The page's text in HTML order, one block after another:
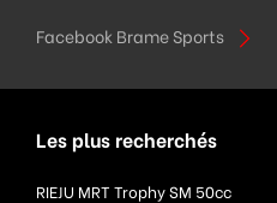
Facebook Brame Sports
Les plus recherchés
RIEJU MRT Trophy SM 50cc